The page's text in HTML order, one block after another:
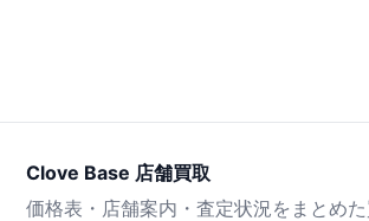
Clove Base 店舗買取
価格表・店舗案内・査定状況をまとめ